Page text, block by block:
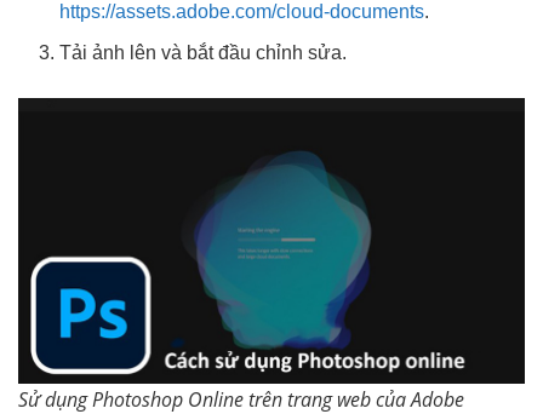
https://assets.adobe.com/cloud-documents.
Tải ảnh lên và bắt đầu chỉnh sửa.
Sử dụng Photoshop Online trên trang web của Adobe